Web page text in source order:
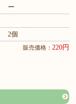
ー
2個
販売価格： 220円